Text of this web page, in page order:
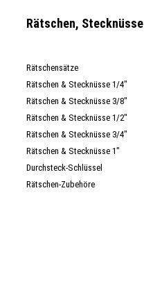
Rätschen, Stecknüsse
Rätschensätze
Rätschen & Stecknüsse 1/4"
Rätschen & Stecknüsse 3/8"
Rätschen & Stecknüsse 1/2"
Rätschen & Stecknüsse 3/4"
Rätschen & Stecknüsse 1"
Durchsteck-Schlüssel
Rätschen-Zubehöre